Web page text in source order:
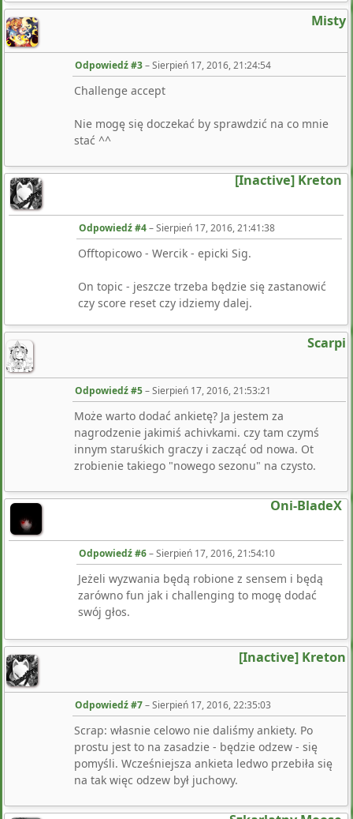
Misty
Odpowiedź #3–Sierpień 17, 2016, 21:24:54
Challenge accept
Nie mogę się doczekać by sprawdzić na co mnie
stać ^^
[Inactive] Kreton
Odpowiedź #4–Sierpień 17, 2016, 21:41:38
Offtopicowo - Wercik - epicki Sig.
On topic - jeszcze trzeba będzie się zastanowić
czy score reset czy idziemy dalej.
Scarpi
Odpowiedź #5–Sierpień 17, 2016, 21:53:21
Może warto dodać ankietę? Ja jestem za
nagrodzenie jakimiś achivkami. czy tam czymś
innym staruśkich graczy i zacząć od nowa. Ot
zrobienie takiego "nowego sezonu" na czysto.
Oni-BladeX
Odpowiedź #6–Sierpień 17, 2016, 21:54:10
Jeżeli wyzwania będą robione z sensem i będą
zarówno fun jak i challenging to mogę dodać
swój głos.
[Inactive] Kreton
Odpowiedź #7–Sierpień 17, 2016, 22:35:03
Scrap: własnie celowo nie daliśmy ankiety. Po
prostu jest to na zasadzie - będzie odzew - się
pomyśli. Wcześniejsza ankieta ledwo przebiła się
na tak więc odzew był juchowy.